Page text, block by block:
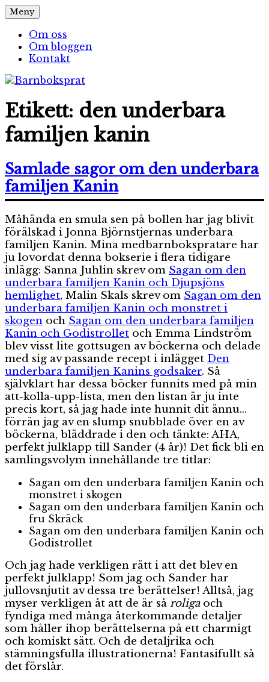
Hoppa
till
innehåll
Barnboksprat
– en blogg om barnböcker
Meny
Om oss
Om bloggen
Kontakt
Etikett: den underbara
familjen kanin
Samlade sagor om den underbara
familjen Kanin
Måhända en smula sen på bollen har jag blivit
förälskad i Jonna Björnstjernas underbara
familjen Kanin. Mina medbarnbokspratare har
ju lovordat denna bokserie i flera tidigare
inlägg: Sanna Juhlin skrev om Sagan om den
underbara familjen Kanin och Djupsjöns
hemlighet, Malin Skals skrev om Sagan om den
underbara familjen Kanin och monstret i
skogen och Sagan om den underbara familjen
Kanin och Godistrollet och Emma Lindström
blev visst lite gottsugen av böckerna och delade
med sig av passande recept i inlägget Den
underbara familjen Kanins godsaker. Så
självklart har dessa böcker funnits med på min
att-kolla-upp-lista, men den listan är ju inte
precis kort, så jag hade inte hunnit dit ännu…
förrän jag av en slump snubblade över en av
böckerna, bläddrade i den och tänkte: AHA,
perfekt julklapp till Sander (4 år)! Det fick bli en
samlingsvolym innehållande tre titlar:
Sagan om den underbara familjen Kanin och
monstret i skogen
Sagan om den underbara familjen Kanin och
fru Skräck
Sagan om den underbara familjen Kanin och
Godistrollet
Och jag hade verkligen rätt i att det blev en
perfekt julklapp! Som jag och Sander har
jullovsnjutit av dessa tre berättelser! Alltså, jag
myser verkligen åt att de är så roligaoch
fyndiga med många återkommande detaljer
som håller ihop berättelserna på ett charmigt
och komiskt sätt. Och de detaljrika och
stämningsfulla illustrationerna! Fantasifullt så
det förslår.